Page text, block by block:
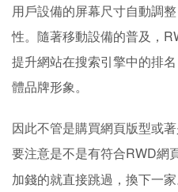
用戶設備的屏幕尺寸自動調
性。隨著移動設備的普及，
提升網站在搜索引擎中的排
體品牌形象。
因此不管是購買網頁版型或
要注意是不是有符合RWD網
加錢的就直接跳過，換下一家